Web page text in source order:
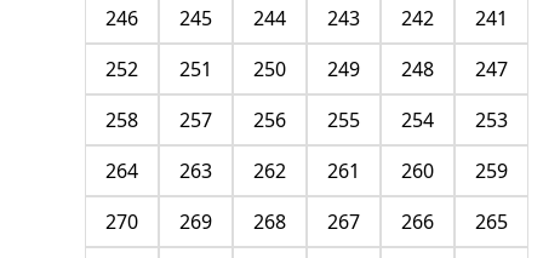
241
242
243
244
245
246
247
248
249
250
251
252
253
254
255
256
257
258
259
260
261
262
263
264
265
266
267
268
269
270